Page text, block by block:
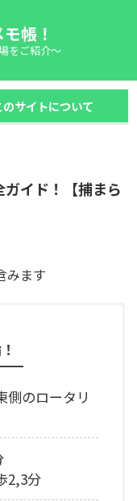
帳！
をご紹介～
のサイトについて
イド！【捕まら
みます
側のロータリ
2,3分